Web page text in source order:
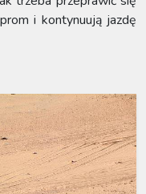
i kontynuują jazdę